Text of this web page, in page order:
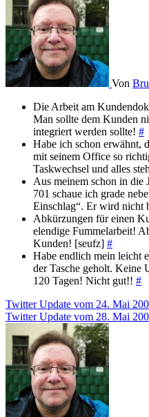
Von
Die Arbeit am
Man sollte dem Kunden
integriert werden sollte! #
Habe ich schon erwähnt,
mit seinem Office so
Taskwechsel und alles
Aus meinem schon in die
701 schaue ich grade
Einschlag“. Er wird nicht
Abkürzungen für einen
elendige Fummelarbeit!
Kunden! [seufz] #
Habe endlich mein leicht
der Tasche geholt. Keine
120 Tagen! Nicht gut!! #
Beitragsnavigation
Twitter Update vom 24. Mai
Twitter Update vom 28. Mai